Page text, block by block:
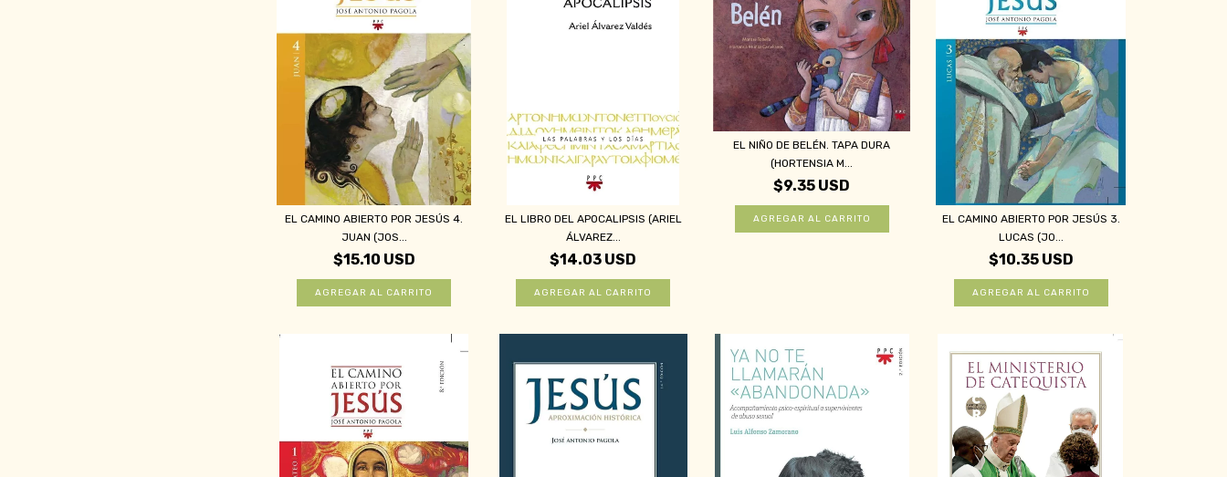
EL CAMINO ABIERTO POR JESÚS 4.
JUAN (JOS...
$15.10 USD
EL LIBRO DEL APOCALIPSIS (ARIEL
ÁLVAREZ...
$14.03 USD
EL NIÑO DE BELÉN. TAPA DURA
(HORTENSIA M...
$9.35 USD
EL CAMINO ABIERTO POR JESÚS 3.
LUCAS (JO...
$10.35 USD